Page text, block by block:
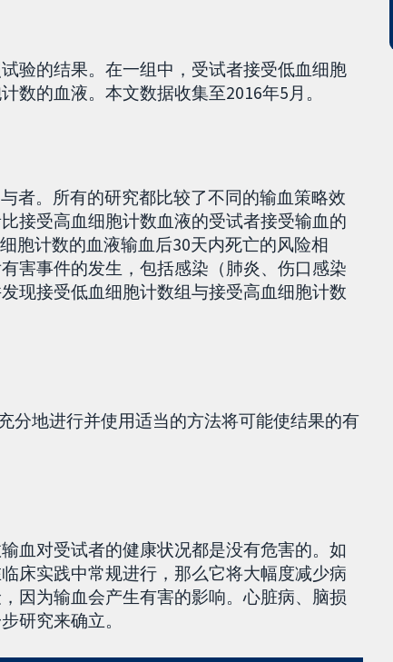
验的结果。在一组中，受试者接受低血细胞
数的血液。本文数据收集至2016年5月。
者。所有的研究都比较了不同的输血策略效
接受高血细胞计数血液的受试者接受输血的
胞计数的血液输血后30天内死亡的风险相
害事件的发生，包括感染（肺炎、伤口感染
现接受低血细胞计数组与接受高血细胞计数
分地进行并使用适当的方法将可能使结果的有
血对受试者的健康状况都是没有危害的。如
床实践中常规进行，那么它将大幅度减少病
因为输血会产生有害的影响。心脏病、脑损
研究来确立。